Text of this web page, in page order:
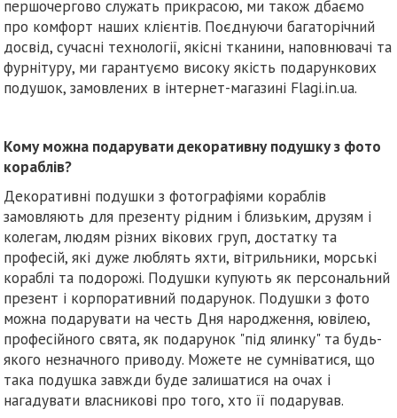
першочергово служать прикрасою, ми також дбаємо
про комфорт наших клієнтів. Поєднуючи багаторічний
досвід, сучасні технології, якісні тканини, наповнювачі та
фурнітуру, ми гарантуємо високу якість подарункових
подушок, замовлених в інтернет-магазині Flagi.in.ua.
Кому можна подарувати декоративну подушку з фото
кораблів?
Декоративні подушки з фотографіями кораблів
замовляють для презенту рідним і близьким, друзям і
колегам, людям різних вікових груп, достатку та
професій, які дуже люблять яхти, вітрильники, морські
кораблі та подорожі. Подушки купують як персональний
презент і корпоративний подарунок. Подушки з фото
можна подарувати на честь Дня народження, ювілею,
професійного свята, як подарунок "під ялинку" та будь-
якого незначного приводу. Можете не сумніватися, що
така подушка завжди буде залишатися на очах і
нагадувати власникові про того, хто її подарував.